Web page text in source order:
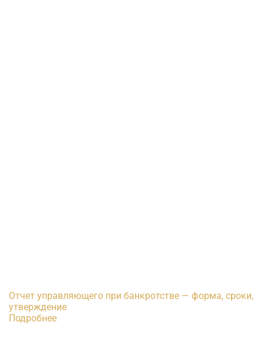
Отчет управляющего при банкротстве — форма, сроки,
утверждение
Подробнее